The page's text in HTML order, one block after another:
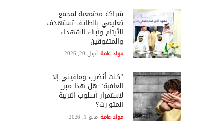
شراكة مجتمعية لمجمع
تعليمي بالطائف تستهدف
الأيتام وأبناء الشهداء
والمتفوقين
مواد عامة أبريل 20, 2026
"كنت أنضرب ومافيني إلا
العافية" هل هذا مبرر
لاستمرار أسلوب التربية
المتوارث؟
مواد عامة مايو 1, 2026